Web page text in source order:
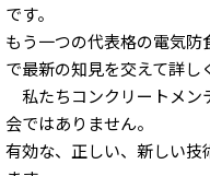
です。
もう一つの代表格の電気
で最新の知見を交えて詳し
私たちコンクリートメン
会ではありません。
有効な、正しい、新しい技